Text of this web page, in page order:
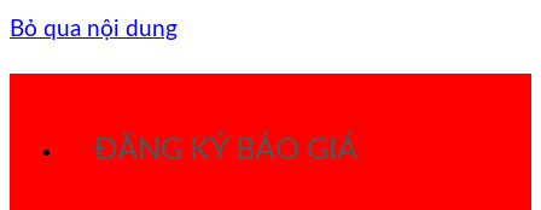
Bỏ qua nội dung
ĐĂNG KÝ BÁO GIÁ